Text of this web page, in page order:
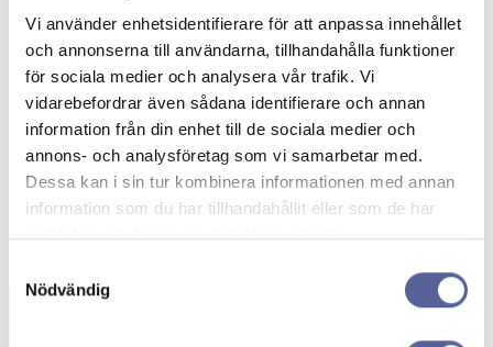
Vi använder enhetsidentifierare för att anpassa innehållet
och annonserna till användarna, tillhandahålla funktioner
för sociala medier och analysera vår trafik. Vi
vidarebefordrar även sådana identifierare och annan
information från din enhet till de sociala medier och
annons- och analysföretag som vi samarbetar med.
Dessa kan i sin tur kombinera informationen med annan
information som du har tillhandahållit eller som de har
samlat in när du har använt deras tjänster.
Nödvändig